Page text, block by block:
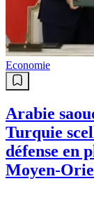
Economie
Arabie
Turquie
défense en
Moyen-